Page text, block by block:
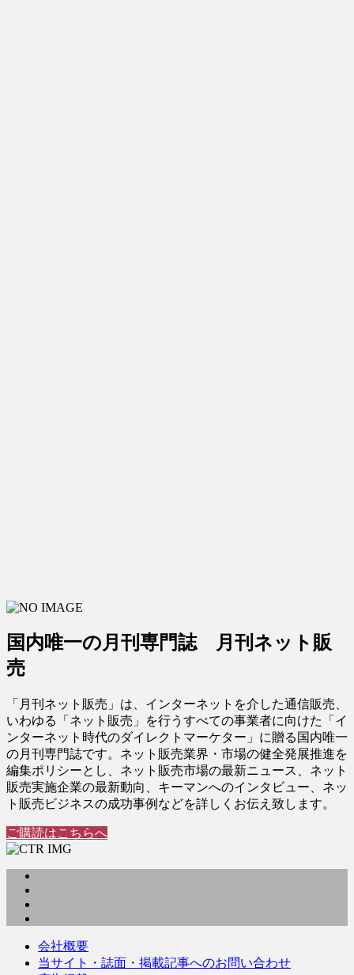
国内唯一の月刊専門誌 月刊ネット販
売
「月刊ネット販売」は、インターネットを介した通信販売、
いわゆる「ネット販売」を行うすべての事業者に向けた「イ
ンターネット時代のダイレクトマーケター」に贈る国内唯一
の月刊専門誌です。ネット販売業界・市場の健全発展推進を
編集ポリシーとし、ネット販売市場の最新ニュース、ネット
販売実施企業の最新動向、キーマンへのインタビュー、ネッ
ト販売ビジネスの成功事例などを詳しくお伝え致します。
ご購読はこちらへ
会社概要
当サイト・誌面・掲載記事へのお問い合わせ